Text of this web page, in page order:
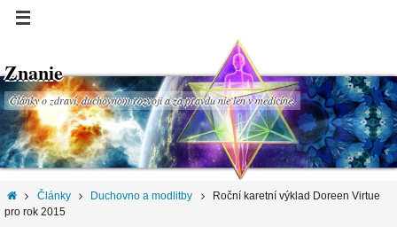
Znanie
Články o zdraví, duchovnom rozvoji a za pravdu nie len v medicíne.
Články Duchovno a modlitby
Roční karetní výklad Doreen Virtue
pro rok 2015